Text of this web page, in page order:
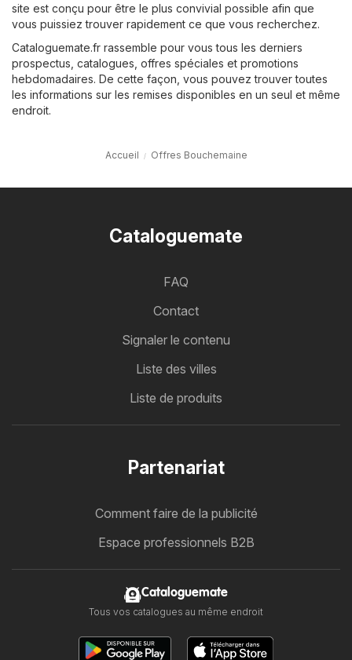
site est conçu pour être le plus convivial possible afin que
vous puissiez trouver rapidement ce que vous recherchez.
Cataloguemate.fr rassemble pour vous tous les derniers
prospectus, catalogues, offres spéciales et promotions
hebdomadaires. De cette façon, vous pouvez trouver toutes
les informations sur les remises disponibles en un seul et même
endroit.
Accueil Offres Bouchemaine
Cataloguemate
FAQ
Contact
Signaler le contenu
Liste des villes
Liste de produits
Partenariat
Comment faire de la publicité
Espace professionnels B2B
Cataloguemate
Tous vos catalogues au même endroit